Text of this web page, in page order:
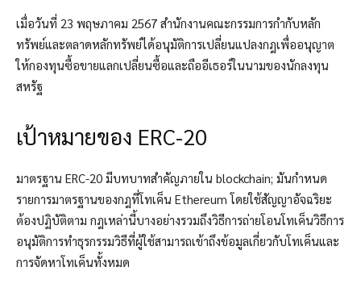
เมื่อวันที่ 23 พฤษภาคม 2567 สำนักงานคณะกรรมการกำกับหลัก
ทรัพย์และตลาดหลักทรัพย์ได้อนุมัติการเปลี่ยนแปลงกฎเพื่ออนุญาต
ให้กองทุนซื้อขายแลกเปลี่ยนซื้อและถืออีเธอร์ในนามของนักลงทุน
สหรัฐ
เป้าหมายของ ERC-20
มาตรฐาน ERC-20 มีบทบาทสำคัญภายใน blockchain; มันกำหนด
รายการมาตรฐานของกฎที่โทเค็น Ethereum โดยใช้สัญญาอัจฉริยะ
ต้องปฏิบัติตาม กฎเหล่านี้บางอย่างรวมถึงวิธีการถ่ายโอนโทเค็นวิธีการ
อนุมัติการทำธุรกรรมวิธีที่ผู้ใช้สามารถเข้าถึงข้อมูลเกี่ยวกับโทเค็นและ
การจัดหาโทเค็นทั้งหมด